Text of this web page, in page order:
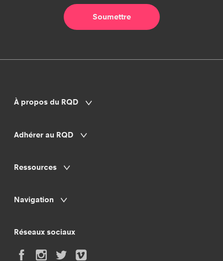
À propos du RQD
Adhérer au RQD
Ressources
Navigation
Réseaux sociaux